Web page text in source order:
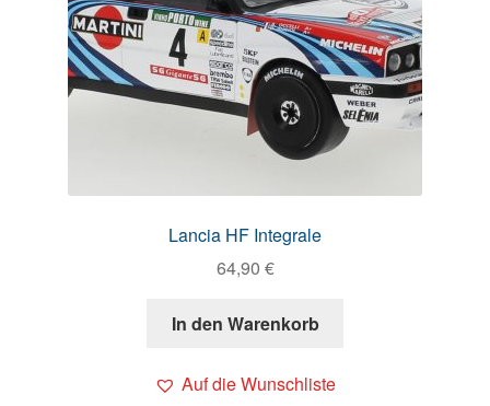
Lancia HF Integrale
64,90 €
In den Warenkorb
Auf die Wunschliste